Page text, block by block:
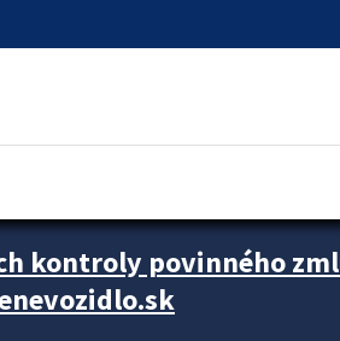
kontroly povinného